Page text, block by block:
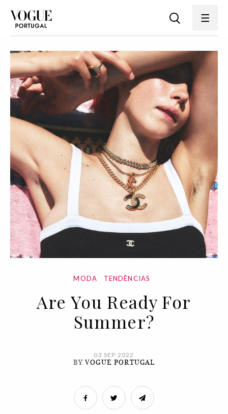
MODA TENDÊNCIAS
Are You Ready For
Summer?
03 SEP 2022
BYVOGUE PORTUGAL